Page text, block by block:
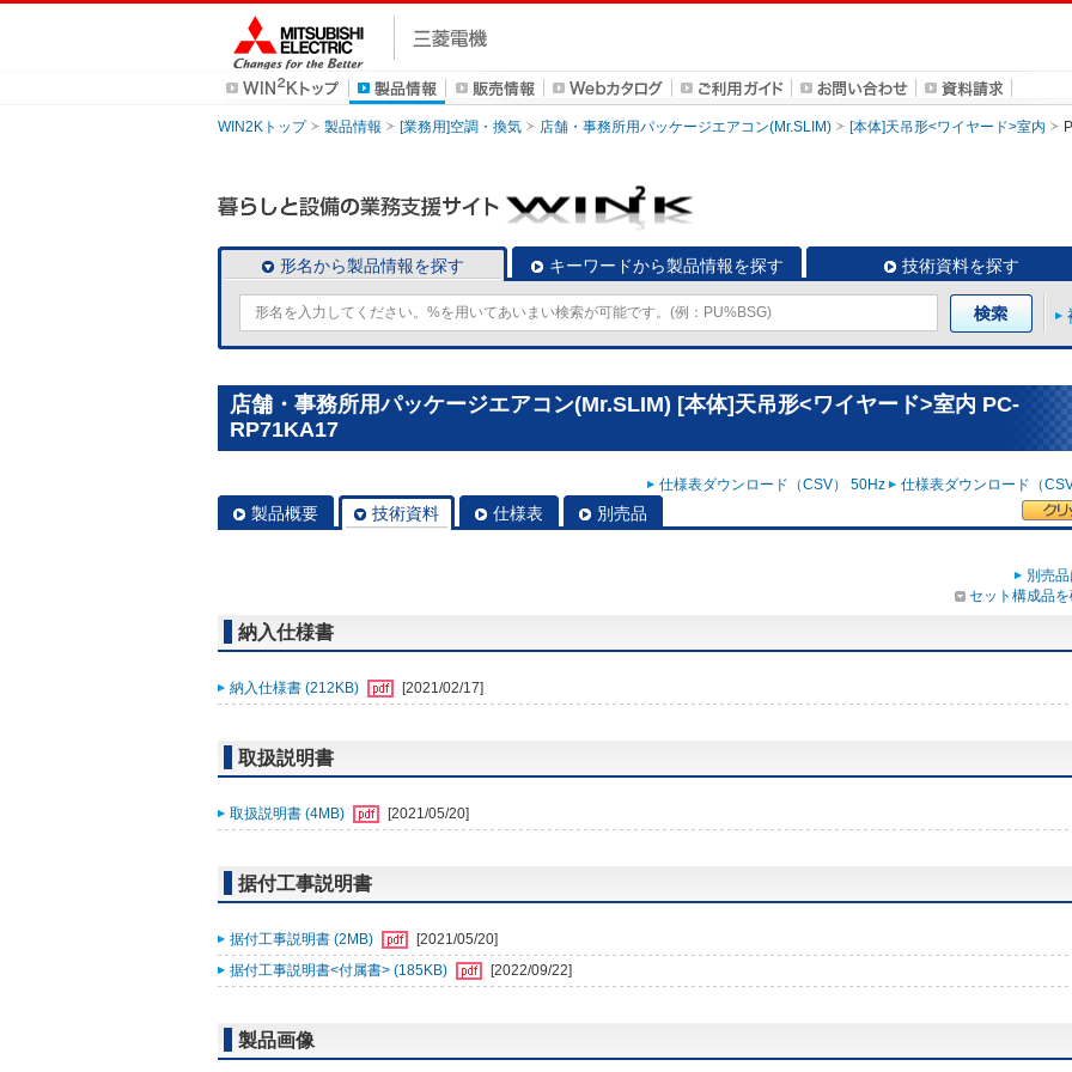
WIN2Kトップ 製品情報 [業務用]空調・換気 店舗・事務所用パッケージエアコン(Mr.SLIM) [本体]天吊形<ワイヤード>室内
形名から製品情報を探す キーワードから製品情報を探す 技術資料を探す
店舗・事務所用パッケージエアコン(Mr.SLIM) [本体]天吊形<ワイヤード>室内 PC-
RP71KA17
仕様表ダウンロード（CSV） 50Hz 仕様表ダウンロード（
製品概要 技術資料 仕様表 別売品
別売
セット構成品
納入仕様書
納入仕様書 (212KB) [2021/02/17]
取扱説明書
取扱説明書 (4MB) [2021/05/20]
据付工事説明書
据付工事説明書 (2MB)
[2021/05/20]
据付工事説明書<付属書> (185KB)
[2022/09/22]
製品画像